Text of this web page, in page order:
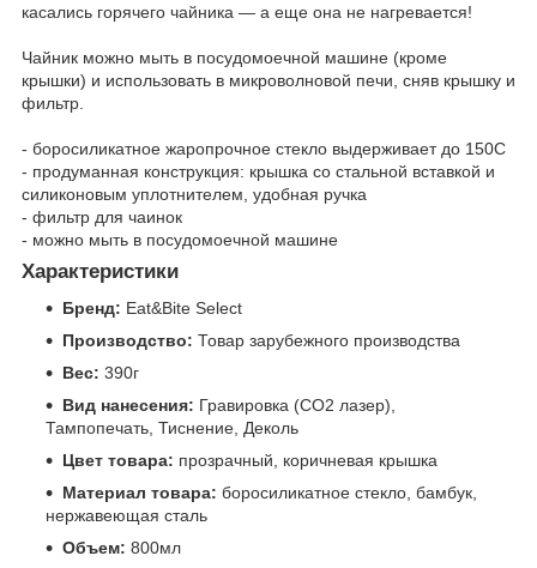
касались горячего чайника — а еще она не нагревается!
Чайник можно мыть в посудомоечной машине (кроме
крышки) и использовать в микроволновой печи, сняв крышку и
фильтр.
- боросиликатное жаропрочное стекло выдерживает до 150С
- продуманная конструкция: крышка со стальной вставкой и
силиконовым уплотнителем, удобная ручка
- фильтр для чаинок
- можно мыть в посудомоечной машине
Характеристики
Бренд: Eat&Bite Select
Производство: Товар зарубежного производства
Вес: 390г
Вид нанесения: Гравировка (CO2 лазер),
Тампопечать, Тиснение, Деколь
Цвет товара: прозрачный, коричневая крышка
Материал товара: боросиликатное стекло, бамбук,
нержавеющая сталь
Объем: 800мл